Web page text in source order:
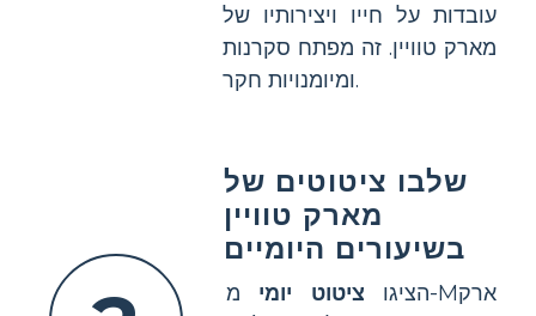
עובדות על חייו ויצירותיו של
מארק טוויין. זה מפתח סקרנות
ומיומנויות חקר.
שלבו ציטוטים של
מארק טוויין
בשיעורים היומיים
הציגו ציטוט יומי מ-Mארק